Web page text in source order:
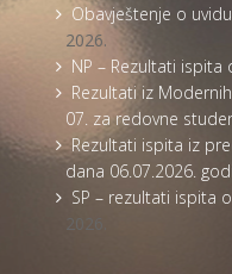
Obavještenje o
2026.
NP – Rezultati ispita
Rezultati iz
07. za redovne
Rezultati ispita iz
dana 06.07.2026.
SP – rezultati ispita
2026.